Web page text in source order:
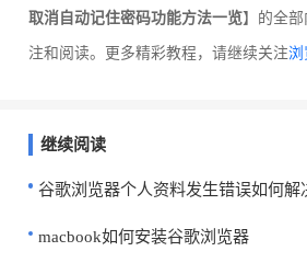
取消自动记住密码功能方法一览】的全
注和阅读。更多精彩教程，请继续关注浏
继续阅读
谷歌浏览器个人资料发生错误如何解
macbook如何安装谷歌浏览器